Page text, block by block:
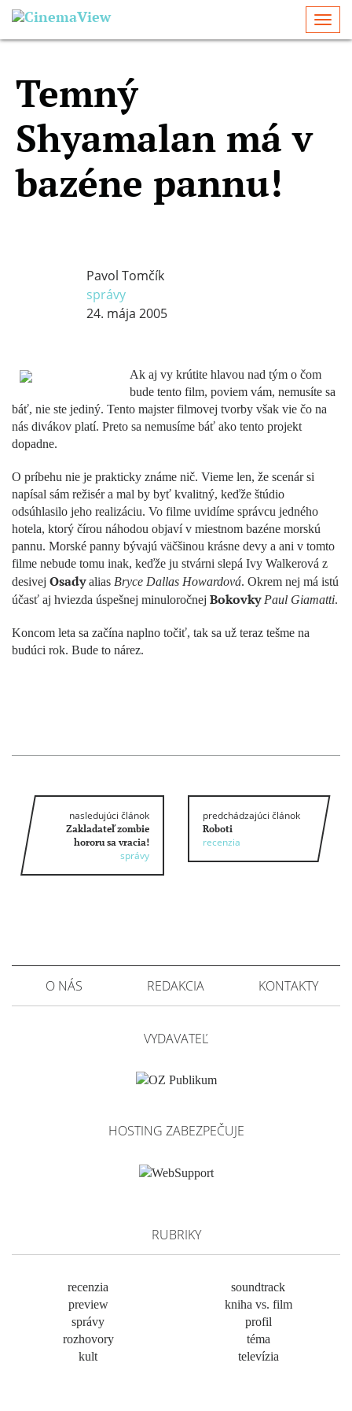
Temný
Shyamalan má v
bazéne pannu!
Pavol Tomčík
správy
24. mája 2005
Ak aj vy krútite hlavou nad tým o čom
bude tento film, poviem vám, nemusíte sa
báť, nie ste jediný. Tento majster filmovej tvorby však vie čo na
nás divákov platí. Preto sa nemusíme báť ako tento projekt
dopadne.
O príbehu nie je prakticky známe nič. Vieme len, že scenár si
napísal sám režisér a mal by byť kvalitný, keďže štúdio
odsúhlasilo jeho realizáciu. Vo filme uvidíme správcu jedného
hotela, ktorý čírou náhodou objaví v miestnom bazéne morskú
pannu. Morské panny bývajú väčšinou krásne devy a ani v tomto
filme nebude tomu inak, keďže ju stvárni slepá Ivy Walkerová z
desivej Osadyalias Bryce Dallas Howardová. Okrem nej má istú
účasť aj hviezda úspešnej minuloročnej Bokovky Paul Giamatti.
Koncom leta sa začína naplno točiť, tak sa už teraz tešme na
budúci rok. Bude to nárez.
nasledujúci článok
Zakladateľ zombie
hororu sa vracia!
správy
predchádzajúci článok
Roboti
recenzia
O NÁS REDAKCIA KONTAKTY
VYDAVATEĽ
HOSTING ZABEZPEČUJE
RUBRIKY
recenzia
preview
správy
rozhovory
kult
soundtrack
kniha vs. film
profil
téma
televízia